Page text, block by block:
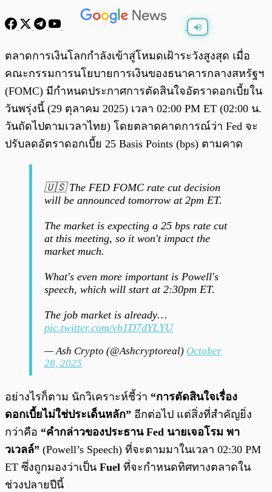
พร้อมเล่น 0:00
ตลาดการเงินโลกกำลังเข้าสู่โหมดเฝ้าระวังสูงสุด เมื่อ
คณะกรรมการนโยบายการเงินของธนาคารกลางสหรัฐฯ
(FOMC) มีกำหนดประกาศการตัดสินใจอัตราดอกเบี้ยใน
วันพรุ่งนี้ (29 ตุลาคม 2025) เวลา 02:00 PM ET (02:00 น.
วันถัดไปตามเวลาไทย) โดยตลาดคาดการณ์ว่า Fed จะ
ปรับลดอัตราดอกเบี้ย 25 Basis Points (bps) ตามคาด
🇺🇸 The FED FOMC rate cut decision
will be announced tomorrow at 2pm ET.
The market is expecting a 25 bps rate cut
at this meeting, so it won't impact the
market much.
What's even more important is Powell's
speech, which will start at 2:30pm ET.
The job market is already…
pic.twitter.com/vb1D7dYLYU
— Ash Crypto (@Ashcryptoreal) October
28, 2025
อย่างไรก็ตาม นักวิเคราะห์ชี้ว่า “การตัดสินใจเรื่อง
ดอกเบี้ยไม่ใช่ประเด็นหลัก” อีกต่อไป แต่สิ่งที่สำคัญยิ่ง
กว่าคือ “คำกล่าวของประธาน Fed นายเจอโรม พา
วเวลล์” (Powell’s Speech) ที่จะตามมาในเวลา 02:30 PM
ET ซึ่งถูกมองว่าเป็น Fuel ที่จะกำหนดทิศทางตลาดใน
ช่วงปลายปีนี้